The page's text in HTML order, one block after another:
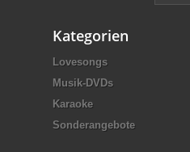
Kategorien
Lovesongs
Musik-DVDs
Karaoke
Sonderangebote